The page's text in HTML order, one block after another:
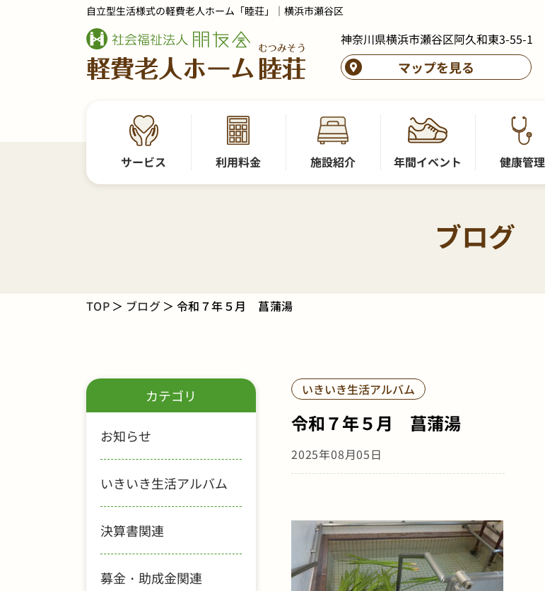
自立型生活様式の軽費老人ホーム「睦荘」｜横浜市瀬谷区
神奈川県横浜市瀬谷区阿久和東3-55-1
マップを見る
サービス 利用料金 施設紹介 年間イベント 健康管理
ブログ
TOP ブログ 令和７年５月 菖蒲湯
いきいき生活アルバム
令和７年５月 菖蒲湯
2025年08月05日
カテゴリ
お知らせ
いきいき生活アルバム
決算書関連
募金・助成金関連